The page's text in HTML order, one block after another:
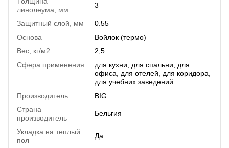
линолеума, мм
3
Защитный слой, мм
0.55
Основа
Войлок (термо)
Вес, кг/м2
2,5
Сфера применения
для кухни, для спальни, для
офиса, для отелей, для коридора,
для учебних заведений
Производитель
BIG
Страна
производитель
Бельгия
Укладка на теплый
пол
Да